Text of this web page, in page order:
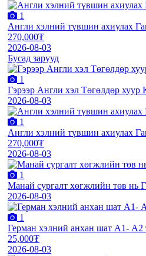
1
Англи хэлний түвшин ахиулах
270,000₮
2026-08-03
Бусад зарууд
1
Гэрээр Англи хэл Төгөлдөр хуур
2026-08-03
1
Англи хэлний түвшин ахиулах
270,000₮
2026-08-03
1
Манай сургалт хөгжлийн төв нь
2026-08-03
1
Герман хэлний анхан шат А1- А2
25,000₮
2026-08-03